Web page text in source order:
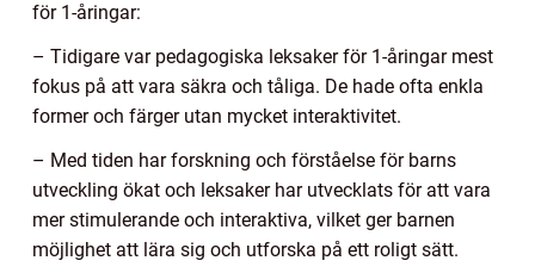
för 1-åringar:
– Tidigare var pedagogiska leksaker för 1-åringar mest
fokus på att vara säkra och tåliga. De hade ofta enkla
former och färger utan mycket interaktivitet.
– Med tiden har forskning och förståelse för barns
utveckling ökat och leksaker har utvecklats för att vara
mer stimulerande och interaktiva, vilket ger barnen
möjlighet att lära sig och utforska på ett roligt sätt.